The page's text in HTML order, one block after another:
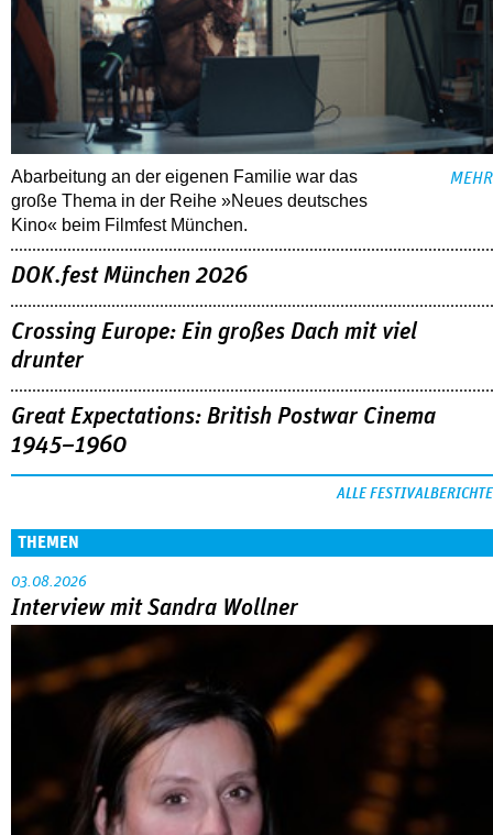
Abarbeitung an der eigenen Familie war das
große Thema in der Reihe »Neues deutsches
Kino« beim Filmfest München.
MEHR
DOK.fest München 2026
Crossing Europe: Ein großes Dach mit viel
drunter
Great Expectations: British Postwar Cinema
1945–1960
ALLE FESTIVALBERICHTE
THEMEN
03.08.2026
Interview mit Sandra Wollner